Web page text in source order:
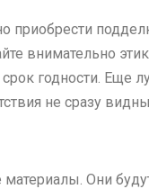
внимательно
годности. Еще
не сразу
Они